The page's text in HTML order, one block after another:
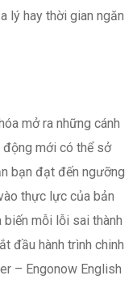
lý hay thời gian ngăn
mở ra những cánh
động mới có thể sở
bạn đạt đến ngưỡng
thực lực của bản
mỗi lỗi sai thành
đầu hành trình chinh
– Engonow English